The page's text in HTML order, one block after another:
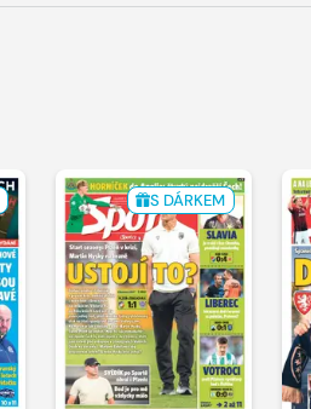
S DÁRKEM